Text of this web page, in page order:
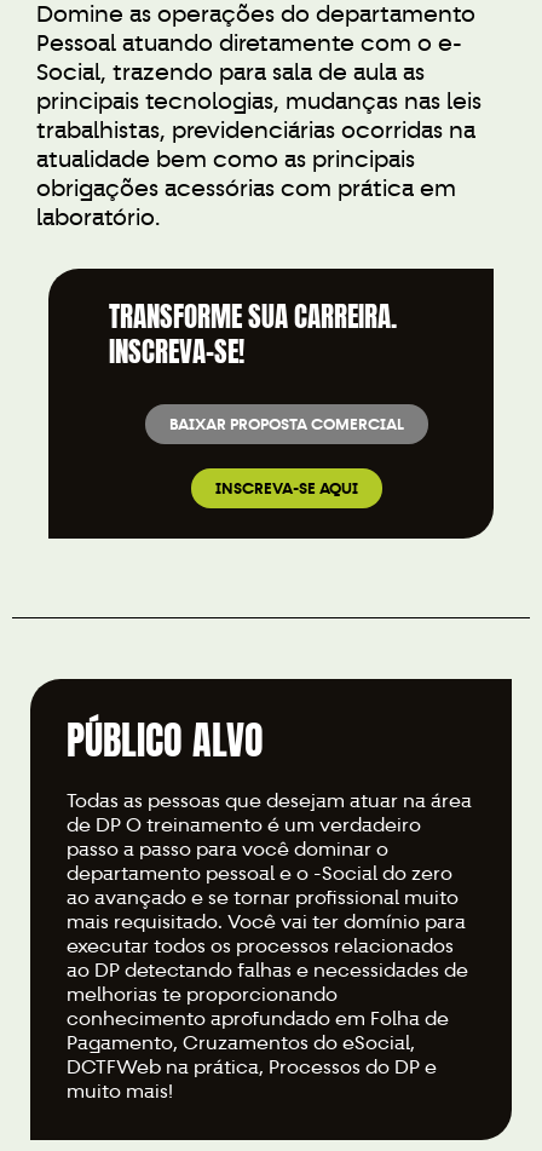
Domine as operações do departamento
Pessoal atuando diretamente com o e-
Social, trazendo para sala de aula as
principais tecnologias, mudanças nas leis
trabalhistas, previdenciárias ocorridas na
atualidade bem como as principais
obrigações acessórias com prática em
laboratório.
TRANSFORME SUA CARREIRA.
INSCREVA-SE!
BAIXAR PROPOSTA COMERCIAL
INSCREVA-SE AQUI
PÚBLICO ALVO
Todas as pessoas que desejam atuar na área
de DP O treinamento é um verdadeiro
passo a passo para você dominar o
departamento pessoal e o -Social do zero
ao avançado e se tornar profissional muito
mais requisitado. Você vai ter domínio para
executar todos os processos relacionados
ao DP detectando falhas e necessidades de
melhorias te proporcionando
conhecimento aprofundado em Folha de
Pagamento, Cruzamentos do eSocial,
DCTFWeb na prática, Processos do DP e
muito mais!